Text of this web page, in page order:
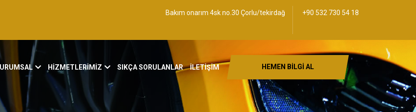
Bakım onarım 4sk no.30 Çorlu/tekirdağ +90 532 730 54 18
HİZMETLERİMİZ SIKÇA SORULANLAR İLETİŞİM HEMEN BİLGİ AL